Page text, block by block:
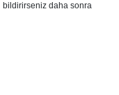
bildirirseniz daha sonra